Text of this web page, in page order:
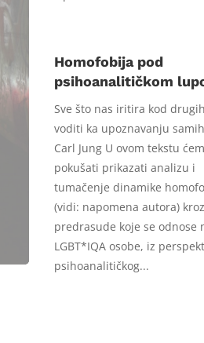
Homofobija pod
psihoanalitičkom
Sve što nas iritira kod
voditi ka upoznavanju
Carl Jung U ovom tekstu
pokušati prikazati analizu i
tumačenje dinamike
(vidi: napomena autora) kroz
predrasude koje se odnose
LGBT*IQA osobe, iz
psihoanalitičkog...